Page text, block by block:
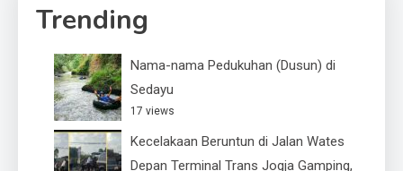
Trending
Nama-nama Pedukuhan (Dusun) di
Sedayu
17 views
Kecelakaan Beruntun di Jalan Wates
Depan Terminal Trans Jogja Gamping,